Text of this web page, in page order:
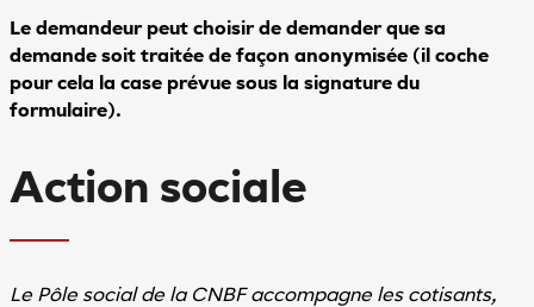
Le demandeur peut choisir de demander que sa
demande soit traitée de façon anonymisée (il coche
pour cela la case prévue sous la signature du
formulaire).
Action sociale
Le Pôle social de la CNBF accompagne les cotisants,